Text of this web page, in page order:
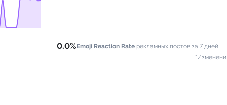
0.0%Emoji Reaction Rate рекламных постов за 7 дней